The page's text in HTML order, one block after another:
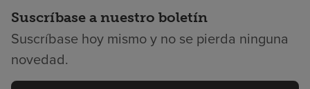
Suscríbase a nuestro boletín
Suscríbase hoy mismo y no se pierda ninguna
novedad.